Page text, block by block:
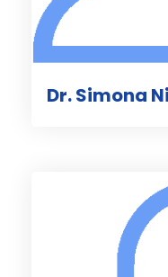
Dr. Simona